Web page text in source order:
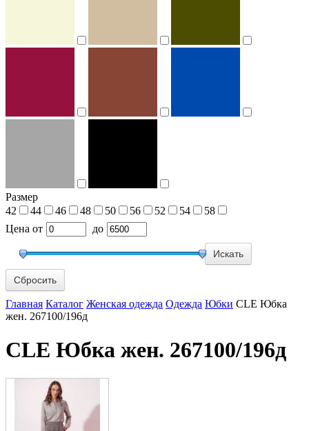
Размер
42
44 46 48 50 56 52 54
58
Цена от до
Сбросить
Главная Каталог Женская одежда Одежда Юбки CLE Юбка
жен. 267100/196д
CLE Юбка жен. 267100/196д